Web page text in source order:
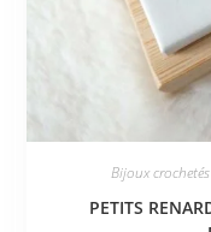
Bijoux
PETITS